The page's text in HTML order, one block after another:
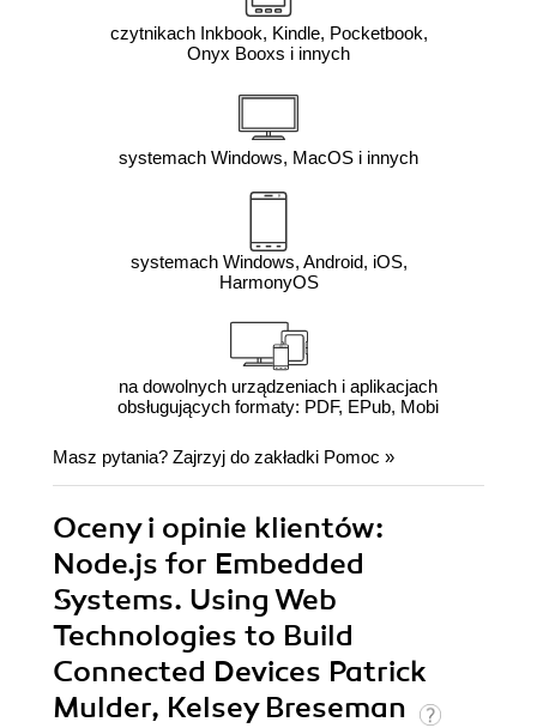
czytnikach Inkbook, Kindle, Pocketbook,
Onyx Booxs i innych
systemach Windows, MacOS i innych
systemach Windows, Android, iOS,
HarmonyOS
na dowolnych urządzeniach i aplikacjach
obsługujących formaty: PDF, EPub, Mobi
Masz pytania? Zajrzyj do zakładki Pomoc »
Oceny i opinie klientów:
Node.js for Embedded
Systems. Using Web
Technologies to Build
Connected Devices Patrick
Mulder, Kelsey Breseman